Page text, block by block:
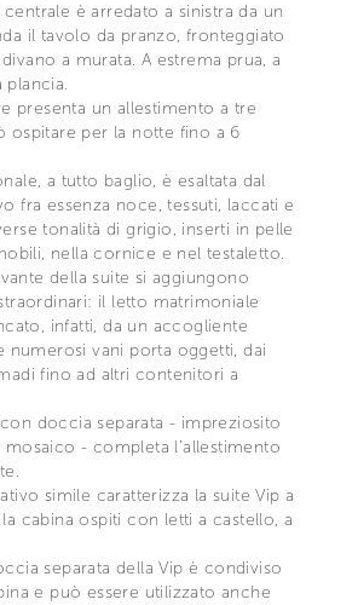
è arredato a sinistra da un
il tavolo da pranzo, fronteggiato
a murata. A estrema prua, a
plancia.
presenta un allestimento a tre
ospitare per la notte fino a 6
a tutto baglio, è esaltata dal
fra essenza noce, tessuti, laccati e
tonalità di grigio, inserti in pelle
nella cornice e nel testaletto.
della suite si aggiungono
il letto matrimoniale
infatti, da un accogliente
numerosi vani porta oggetti, dai
fino ad altri contenitori a
doccia separata - impreziosito
mosaico - completa l’allestimento
simile caratterizza la suite Vip a
cabina ospiti con letti a castello, a
separata della Vip è condiviso
e può essere utilizzato anche